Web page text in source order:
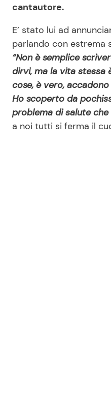
cantautore.
E’ stato lui ad
parlando con estrema
“Non è semplice
dirvi, ma la vita stessa
cose, è vero,
Ho scoperto da
problema di salute
a noi tutti si ferma il